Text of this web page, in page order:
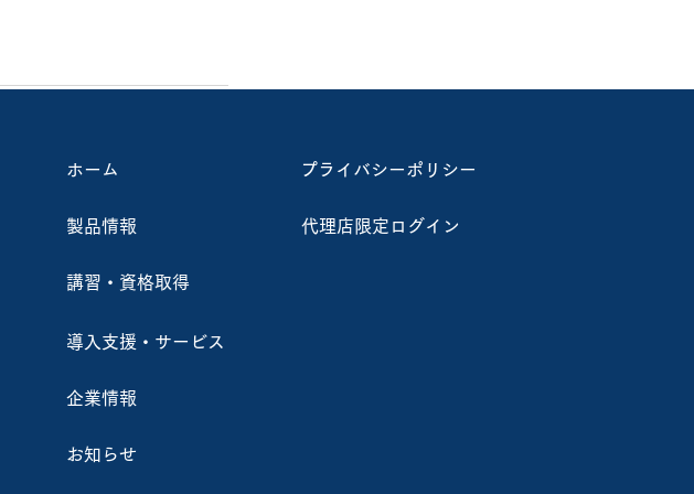
～受付終了～【2/2北海道夕
張郡栗山町】E.R.T.S.農業コ
開催
ホーム
製品情報
プライバシーポリシー
代理店限定ログイン
講習・資格取得
導入支援・サービス
企業情報
お知らせ